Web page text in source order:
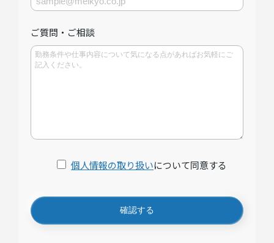
ご質問・ご相談
個人情報の取り扱いについて同意する